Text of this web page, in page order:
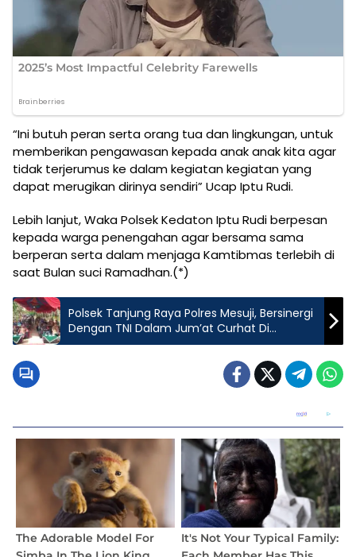
“Ini butuh peran serta orang tua dan lingkungan, untuk
memberikan pengawasan kepada anak anak kita agar
tidak terjerumus ke dalam kegiatan kegiatan yang
dapat merugikan dirinya sendiri” Ucap Iptu Rudi.
Lebih lanjut, Waka Polsek Kedaton Iptu Rudi berpesan
kepada warga penengahan agar bersama sama
berperan serta dalam menjaga Kamtibmas terlebih di
saat Bulan suci Ramadhan.(*)
Polsek Tanjung Raya Polres Mesuji, Bersinergi
Dengan TNI Dalam Jum’at Curhat Di
Tanjung Raya